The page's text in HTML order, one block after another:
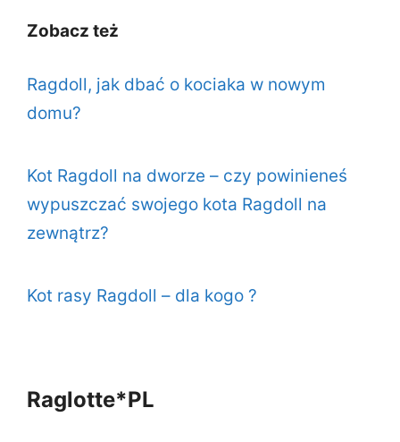
Zobacz też
Ragdoll, jak dbać o kociaka w nowym
domu?
Kot Ragdoll na dworze – czy powinieneś
wypuszczać swojego kota Ragdoll na
zewnątrz?
Kot rasy Ragdoll – dla kogo ?
Raglotte*PL